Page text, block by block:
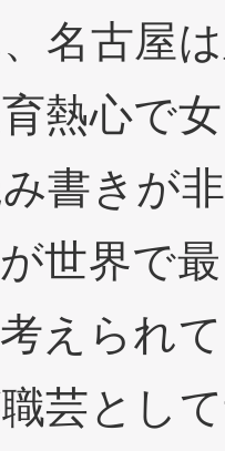
名古屋
熱心で
書きが
世界で
えられ
芸とし